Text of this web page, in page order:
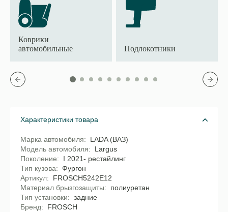
Коврики
автомобильные
Подлокотники
Характеристики товара
Марка автомобиля
LADA (ВАЗ)
Модель автомобиля
Largus
Поколение
I 2021- рестайлинг
Тип кузова
Фургон
Артикул
FROSCH5242E12
Материал брызгозащиты
полиуретан
Тип установки
задние
Бренд
FROSCH